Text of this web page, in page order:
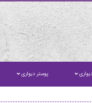
پوستر دیواری